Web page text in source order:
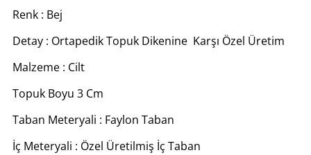
Renk : Bej
Detay : Ortapedik Topuk Dikenine Karşı Özel Üretim
Malzeme : Cilt
Topuk Boyu 3 Cm
Taban Meteryali : Faylon Taban
İç Meteryali : Özel Üretilmiş İç Taban